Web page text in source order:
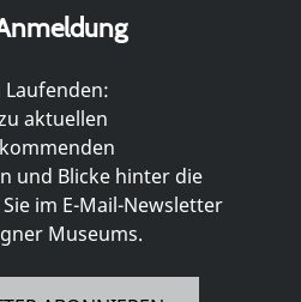
aktuellen
und Blicke hinter die
im E-Mail-Newsletter
Museums.